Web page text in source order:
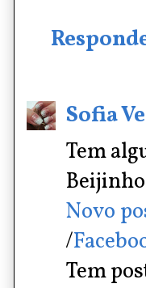
Sofia
Tem
Novo
/
Tem